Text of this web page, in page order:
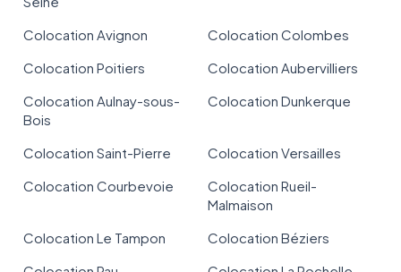
Colocation Avignon
Colocation Colombes
Colocation Poitiers
Colocation Aubervilliers
Colocation Aulnay-sous-
Bois
Colocation Dunkerque
Colocation Saint-Pierre
Colocation Versailles
Colocation Courbevoie
Colocation Rueil-
Malmaison
Colocation Le Tampon
Colocation Béziers